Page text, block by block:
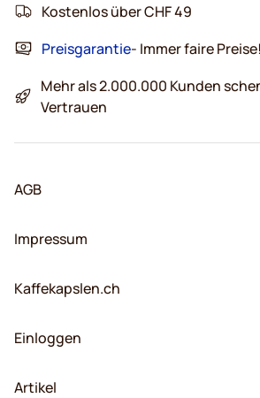
Kostenlos über CHF 49
Preisgarantie- Immer faire Preise!
Mehr als 2.000.000 Kunden
Vertrauen
AGB
Impressum
Kaffekapslen.ch
Einloggen
Artikel